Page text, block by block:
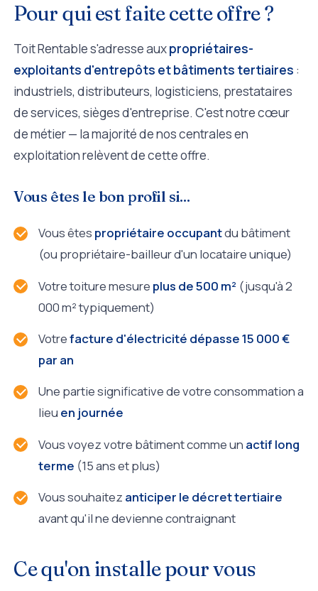
Pour qui est faite cette offre ?
Toit Rentable s'adresse auxpropriétaires-
exploitants d'entrepôts et bâtiments tertiaires :
industriels, distributeurs, logisticiens, prestataires
de services, sièges d'entreprise. C'est notre cœur
de métier — la majorité de nos centrales en
exploitation relèvent de cette offre.
Vous êtes le bon profil si...
Vous êtes propriétaire occupantdu bâtiment
(ou propriétaire-bailleur d'un locataire unique)
Votre toiture mesure plus de 500 m² (jusqu'à 2
000 m² typiquement)
Votrefacture d'électricité dépasse 15 000 €
par an
Une partie significative de votre consommation a
lieu en journée
Vous voyez votre bâtiment comme un actif long
terme (15 ans et plus)
Vous souhaitez anticiper le décret tertiaire
avant qu'il ne devienne contraignant
Ce qu'on installe pour vous